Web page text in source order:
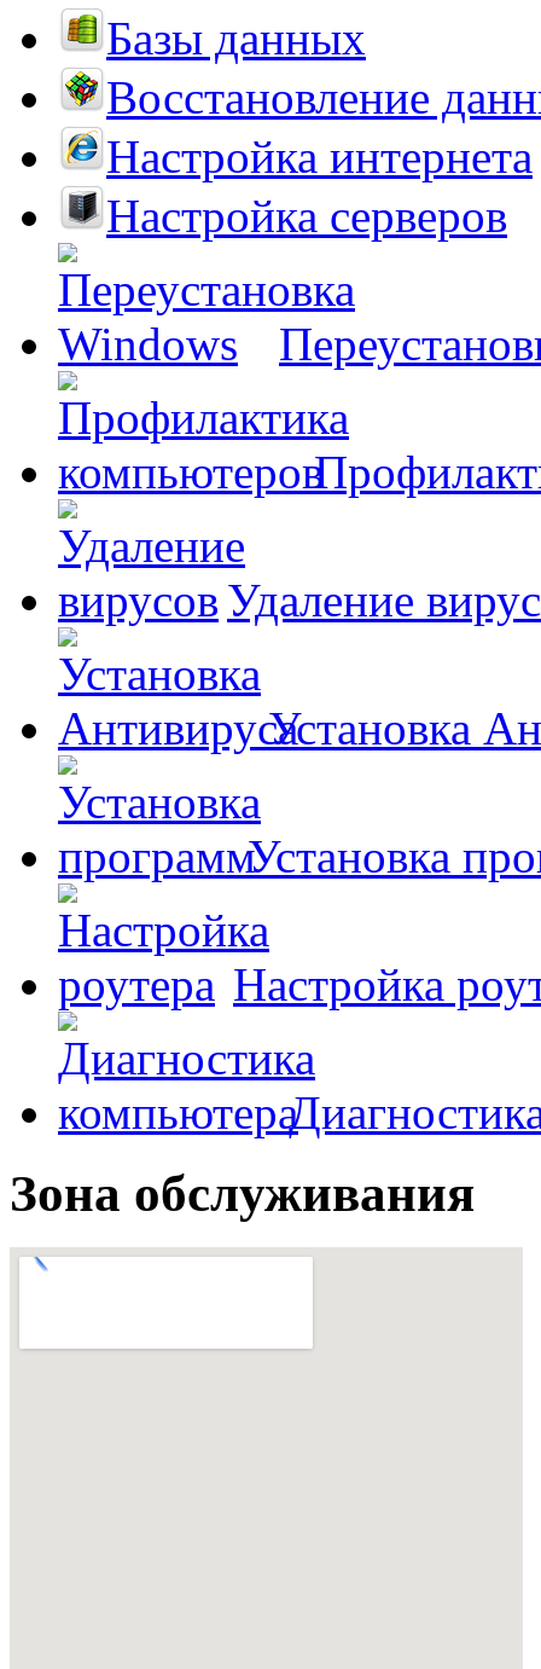
Базы данных
Восстановление
Настройка интернета
Настройка серверов
Удаление
Установка
Установка
Настройка
Зона обслуживания